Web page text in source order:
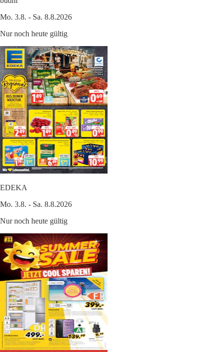
Mo. 3.8. - Sa. 8.8.2026
Nur noch heute gültig
EDEKA
Mo. 3.8. - Sa. 8.8.2026
Nur noch heute gültig